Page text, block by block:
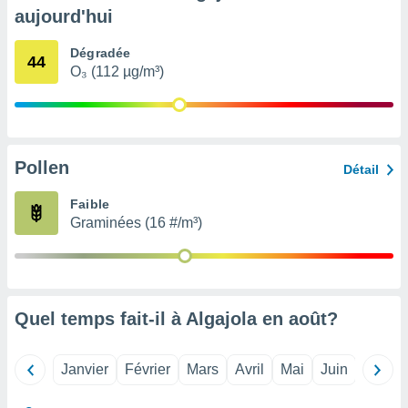
ou
de la
non
des
le
le
aujourd'hui
44 Dégradée
O₃ (112 µg/m³)
Pollen Détail
Faible
Graminées (16 #/m³)
Quel temps fait-il à Algajola en août?
Janvier Février Mars Avril Mai Juin Juillet